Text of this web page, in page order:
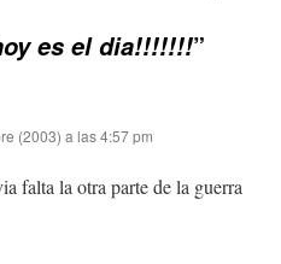
es el dia!!!!!!!”
(2003) a las 4:57 pm
falta la otra parte de la guerra